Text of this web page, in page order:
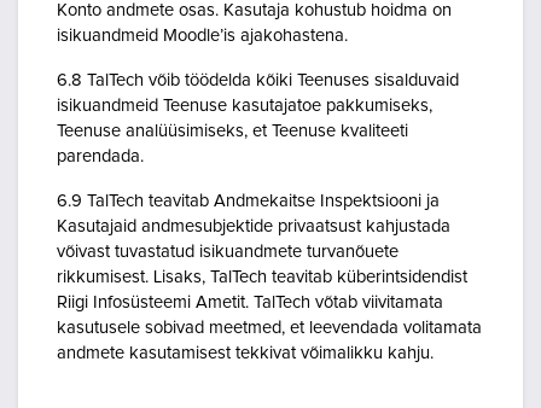
Konto andmete osas. Kasutaja kohustub hoidma on
isikuandmeid Moodle’is ajakohastena.
6.8 TalTech võib töödelda kõiki Teenuses sisalduvaid
isikuandmeid Teenuse kasutajatoe pakkumiseks,
Teenuse analüüsimiseks, et Teenuse kvaliteeti
parendada.
6.9 TalTech teavitab Andmekaitse Inspektsiooni ja
Kasutajaid andmesubjektide privaatsust kahjustada
võivast tuvastatud isikuandmete turvanõuete
rikkumisest. Lisaks, TalTech teavitab küberintsidendist
Riigi Infosüsteemi Ametit. TalTech võtab viivitamata
kasutusele sobivad meetmed, et leevendada volitamata
andmete kasutamisest tekkivat võimalikku kahju.